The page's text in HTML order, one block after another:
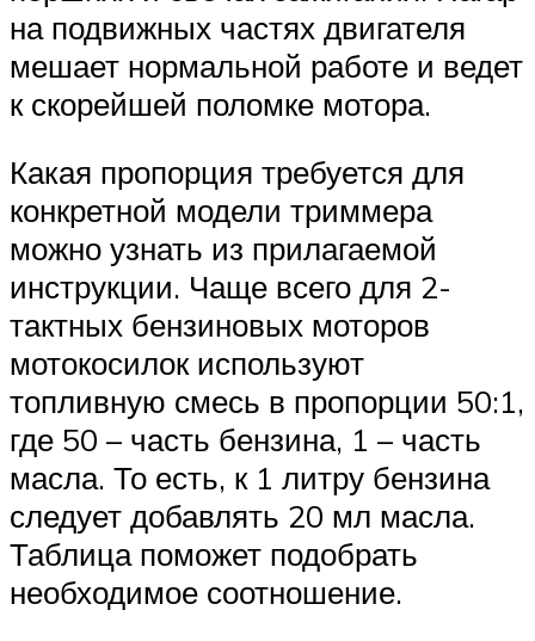
на подвижных частях двигателя
мешает нормальной работе и ведет
к скорейшей поломке мотора.
Какая пропорция требуется для
конкретной модели триммера
можно узнать из прилагаемой
инструкции. Чаще всего для 2-
тактных бензиновых моторов
мотокосилок используют
топливную смесь в пропорции 50:1,
где 50 – часть бензина, 1 – часть
масла. То есть, к 1 литру бензина
следует добавлять 20 мл масла.
Таблица поможет подобрать
необходимое соотношение.